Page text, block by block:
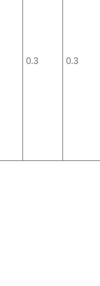
0.3 0.3